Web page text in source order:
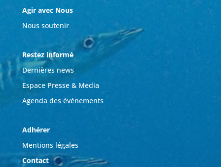
Agir avec Nous
Nous soutenir
Restez informé
Dernières news
Espace Presse & Media
Agenda des événements
Adhérer
Mentions légales
Contact